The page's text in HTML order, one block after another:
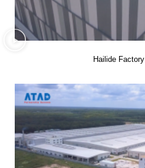
Hailide